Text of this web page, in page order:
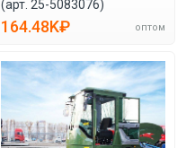
(арт. 25-5083076)
164.48K₽ оптом